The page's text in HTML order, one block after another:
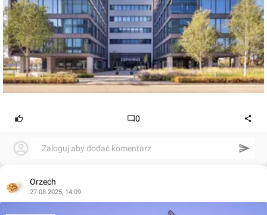
0
Zaloguj aby dodać komentarz
Orzech
27.08.2025, 14:09